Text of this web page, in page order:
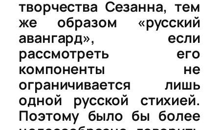
творчества Сезанна, тем
же образом «русский
авангард», если
рассмотреть его
компоненты не
ограничивается лишь
одной русской стихией.
Поэтому было бы более